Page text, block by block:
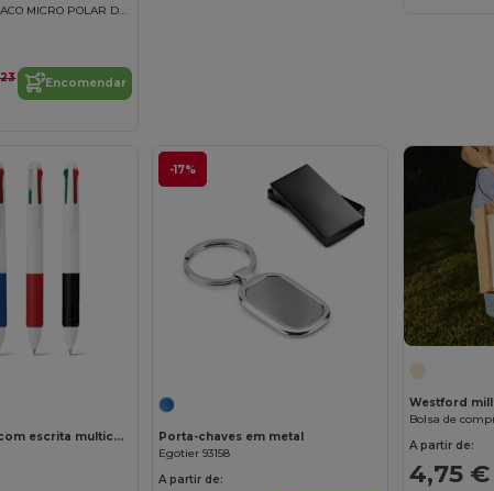
Encomendar
Esferográfica com escrita multicor 4 em 1
-17%
Porta-chaves em metal
Egotier 93158
A partir de:
Westford
Bolsa de
A partir de:
4,75 €